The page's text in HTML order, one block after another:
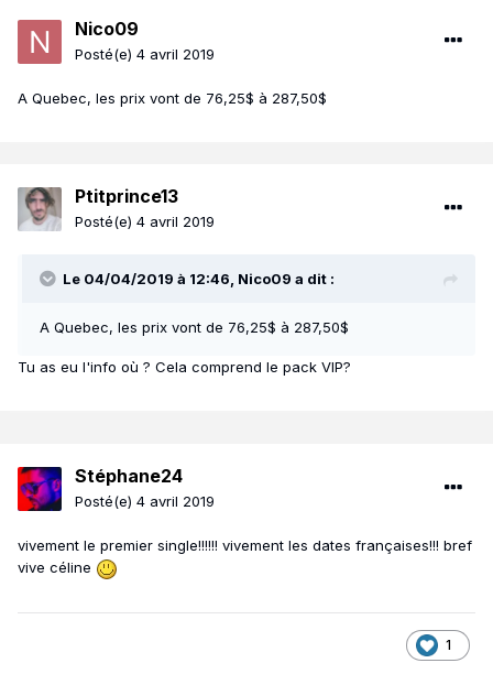
Nico09
Posté(e) 4 avril 2019
A Quebec, les prix vont de 76,25$ à 287,50$
Ptitprince13
Posté(e) 4 avril 2019
Le 04/04/2019 à 12:46, Nico09 a dit :
A Quebec, les prix vont de 76,25$ à 287,50$
Tu as eu l'info où ? Cela comprend le pack VIP?
Stéphane24
Posté(e) 4 avril 2019
vivement le premier single!!!!!! vivement les dates françaises!!! bref
vive céline
1